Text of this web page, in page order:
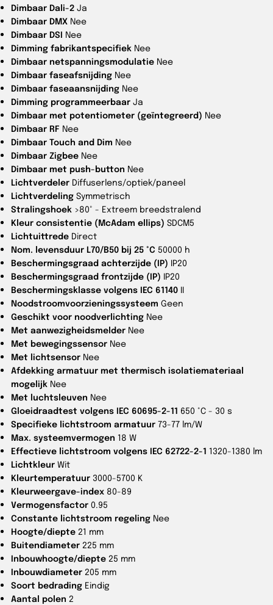
Dimbaar Dali-2 Ja
Dimbaar DMX Nee
Dimbaar DSI Nee
Dimming fabrikantspecifiek Nee
Dimbaar netspanningsmodulatie Nee
Dimbaar faseafsnijding Nee
Dimbaar faseaansnijding Nee
Dimming programmeerbaar Ja
Dimbaar met potentiometer (geïntegreerd) Nee
Dimbaar RF Nee
Dimbaar Touch and Dim Nee
Dimbaar Zigbee Nee
Dimbaar met push-button Nee
Lichtverdeler Diffuserlens/optiek/paneel
Lichtverdeling Symmetrisch
Stralingshoek >80° - Extreem breedstralend
Kleur consistentie (McAdam ellips) SDCM5
Lichtuittrede Direct
Nom. levensduur L70/B50 bij 25 °C 50000 h
Beschermingsgraad achterzijde (IP) IP20
Beschermingsgraad frontzijde (IP) IP20
Beschermingsklasse volgens IEC 61140 II
Noodstroomvoorzieningssysteem Geen
Geschikt voor noodverlichting Nee
Met aanwezigheidsmelder Nee
Met bewegingssensor Nee
Met lichtsensor Nee
Afdekking armatuur met thermisch isolatiemateriaal
mogelijk Nee
Met luchtsleuven Nee
Gloeidraadtest volgens IEC 60695-2-11 650 °C - 30 s
Specifieke lichtstroom armatuur 73-77 lm/W
Max. systeemvermogen 18 W
Effectieve lichtstroom volgens IEC 62722-2-1 1320-1380 lm
Lichtkleur Wit
Kleurtemperatuur 3000-5700 K
Kleurweergave-index 80-89
Vermogensfactor 0.95
Constante lichtstroom regeling Nee
Hoogte/diepte 21 mm
Buitendiameter 225 mm
Inbouwhoogte/diepte 25 mm
Inbouwdiameter 205 mm
Soort bedrading Eindig
Aantal polen 2